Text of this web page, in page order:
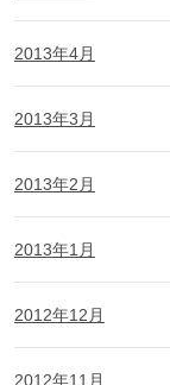
2013年4月
2013年3月
2013年2月
2013年1月
2012年12月
2012年11月